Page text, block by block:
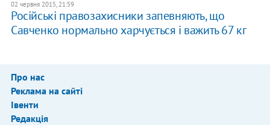
02 червня 2015, 21:59
Російські правозахисники запевняють, що
Савченко нормально харчується і важить 67 кг
Про нас
Реклама на сайті
Івенти
Редакція